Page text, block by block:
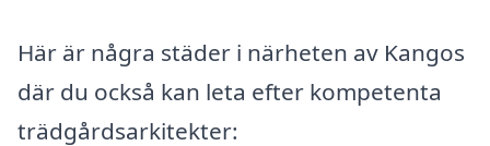
Här är några städer i närheten av Kangos
där du också kan leta efter kompetenta
trädgårdsarkitekter: